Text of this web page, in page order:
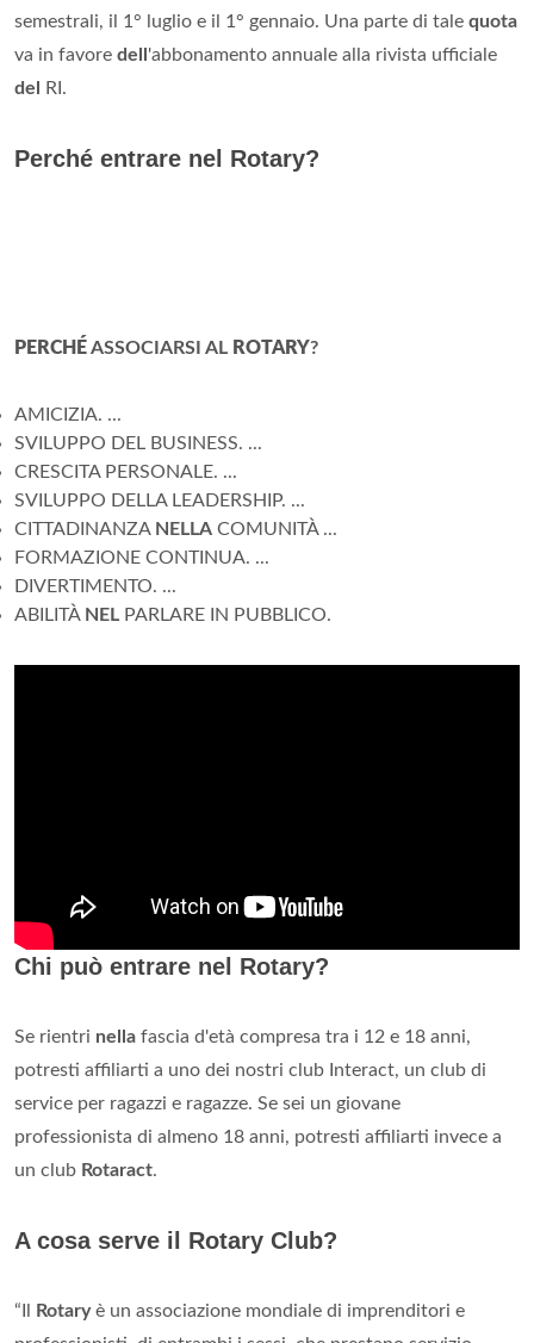
semestrali, il 1° luglio e il 1° gennaio. Una parte di tale quota
va in favore dell 'abbonamento annuale alla rivista ufficiale
del
RI.
Perché entrare nel Rotary?
PERCHÉASSOCIARSI AL ROTARY?
AMICIZIA. ...
SVILUPPO DEL BUSINESS. ...
CRESCITA PERSONALE. ...
SVILUPPO DELLA LEADERSHIP. ...
CITTADINANZA NELLA COMUNITÀ ...
FORMAZIONE CONTINUA. ...
DIVERTIMENTO. ...
ABILITÀ NEL PARLARE IN PUBBLICO.
Chi può entrare nel Rotary?
Se rientri nella fascia d'età compresa tra i 12 e 18 anni,
potresti affiliarti a uno dei nostri club Interact, un club di
service per ragazzi e ragazze. Se sei un giovane
professionista di almeno 18 anni, potresti affiliarti invece a
un club Rotaract.
A cosa serve il Rotary Club?
“Il Rotaryè un associazione mondiale di imprenditori e